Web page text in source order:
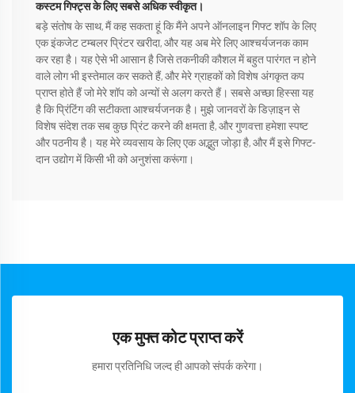
कस्टम गिफ्ट्स के लिए सबसे अधिक स्वीकृत।
बड़े संतोष के साथ, मैं कह सकता हूं कि मैंने अपने ऑनलाइन गिफ्ट शॉप के लिए
एक इंकजेट टम्बलर प्रिंटर खरीदा, और यह अब मेरे लिए आश्चर्यजनक काम
कर रहा है। यह ऐसे भी आसान है जिसे तकनीकी कौशल में बहुत पारंगत न होने
वाले लोग भी इस्तेमाल कर सकते हैं, और मेरे ग्राहकों को विशेष अंगकृत कप
प्राप्त होते हैं जो मेरे शॉप को अन्यों से अलग करते हैं। सबसे अच्छा हिस्सा यह
है कि प्रिंटिंग की सटीकता आश्चर्यजनक है। मुझे जानवरों के डिज़ाइन से
विशेष संदेश तक सब कुछ प्रिंट करने की क्षमता है, और गुणवत्ता हमेशा स्पष्ट
और पठनीय है। यह मेरे व्यवसाय के लिए एक अद्भुत जोड़ा है, और मैं इसे गिफ्ट-
दान उद्योग में किसी भी को अनुशंसा करूंगा।
एक मुफ्त कोट प्राप्त करें
हमारा प्रतिनिधि जल्द ही आपको संपर्क करेगा।